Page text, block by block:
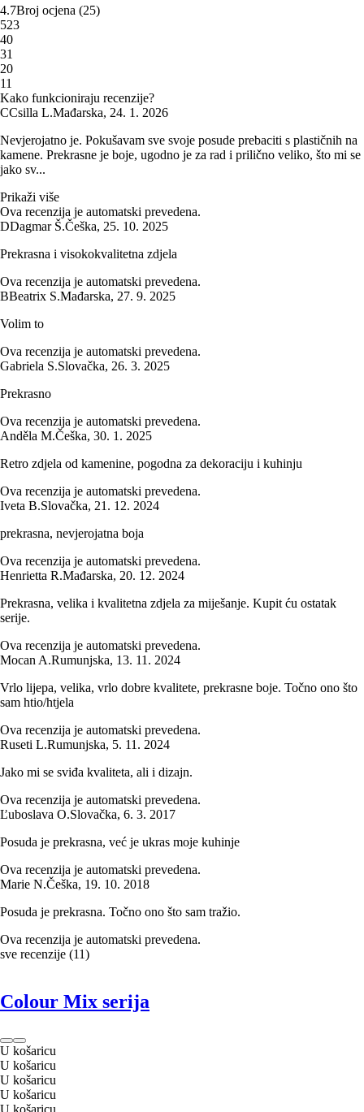
4.7Broj ocjena (25)
523
40
31
20
11
Kako funkcioniraju recenzije?
CCsilla L.Mađarska, 24. 1. 2026
Nevjerojatno je. Pokušavam sve svoje posude prebaciti s plastičnih na
kamene. Prekrasne je boje, ugodno je za rad i prilično veliko, što mi se
jako sv...
Prikaži više
Ova recenzija je automatski prevedena.
DDagmar Š.Češka, 25. 10. 2025
Prekrasna i visokokvalitetna zdjela
Ova recenzija je automatski prevedena.
BBeatrix S.Mađarska, 27. 9. 2025
Volim to
Ova recenzija je automatski prevedena.
Gabriela S.Slovačka, 26. 3. 2025
Prekrasno
Ova recenzija je automatski prevedena.
Anděla M.Češka, 30. 1. 2025
Retro zdjela od kamenine, pogodna za dekoraciju i kuhinju
Ova recenzija je automatski prevedena.
Iveta B.Slovačka, 21. 12. 2024
prekrasna, nevjerojatna boja
Ova recenzija je automatski prevedena.
Henrietta R.Mađarska, 20. 12. 2024
Prekrasna, velika i kvalitetna zdjela za miješanje. Kupit ću ostatak
serije.
Ova recenzija je automatski prevedena.
Mocan A.Rumunjska, 13. 11. 2024
Vrlo lijepa, velika, vrlo dobre kvalitete, prekrasne boje. Točno ono što
sam htio/htjela
Ova recenzija je automatski prevedena.
Ruseti L.Rumunjska, 5. 11. 2024
Jako mi se sviđa kvaliteta, ali i dizajn.
Ova recenzija je automatski prevedena.
Ľuboslava O.Slovačka, 6. 3. 2017
Posuda je prekrasna, već je ukras moje kuhinje
Ova recenzija je automatski prevedena.
Marie N.Češka, 19. 10. 2018
Posuda je prekrasna. Točno ono što sam tražio.
Ova recenzija je automatski prevedena.
sve recenzije (11)
Colour Mix serija
U košaricu
U košaricu
U košaricu
U košaricu